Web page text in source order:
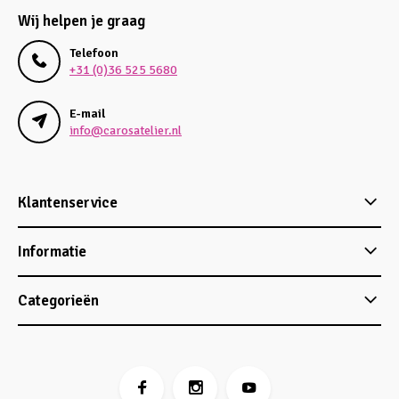
Wij helpen je graag
Telefoon
+31 (0)36 525 5680
E-mail
info@carosatelier.nl
Klantenservice
Informatie
Categorieën